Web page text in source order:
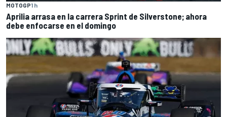
MOTOGP1 h
Aprilia arrasa en la carrera Sprint de Silverstone; ahora
debe enfocarse en el domingo